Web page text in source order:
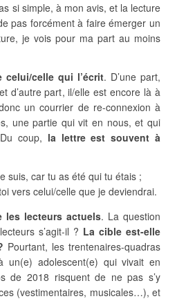
si simple, à mon avis, et la lecture
pas forcément à faire émerger un
je vois pour ma part au moins
celui/celle qui l’écrit. D’une part,
d’autre part, il/elle est encore là à
un courrier de re-connexion à
une partie qui vit en nous, et qui
coup, la lettre est souvent à
suis, car tu as été qui tu étais ;
vers celui/celle que je deviendrai.
les lecteurs actuels. La question
s’agit-il ? La cible est-elle
Pourtant, les trentenaires-quadras
un(e) adolescent(e) qui vivait en
de 2018 risquent de ne pas s’y
(vestimentaires, musicales…), et